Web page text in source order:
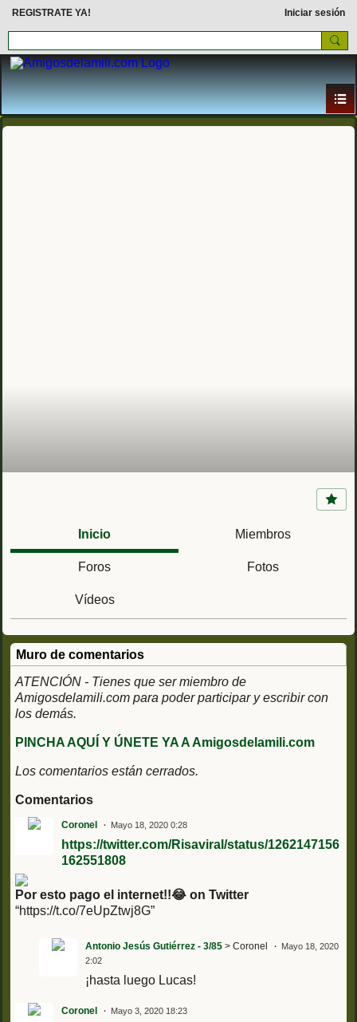
REGISTRATE YA! Iniciar sesión
Inicio Miembros
Foros Fotos
Vídeos
Muro de comentarios
ATENCIÓN - Tienes que ser miembro de
Amigosdelamili.com para poder participar y escribir con
los demás.
PINCHA AQUÍ Y ÚNETE YA A Amigosdelamili.com
Los comentarios están cerrados.
Comentarios
Coronel Mayo 18, 2020 0:28
https://twitter.com/Risaviral/status/1262147156
162551808
Por esto pago el internet!!😂 on Twitter
“https://t.co/7eUpZtwj8G”
Antonio Jesús Gutiérrez - 3/85 > Coronel
Mayo 18, 2020
2:02
¡hasta luego Lucas!
Coronel Mayo 3, 2020 18:23